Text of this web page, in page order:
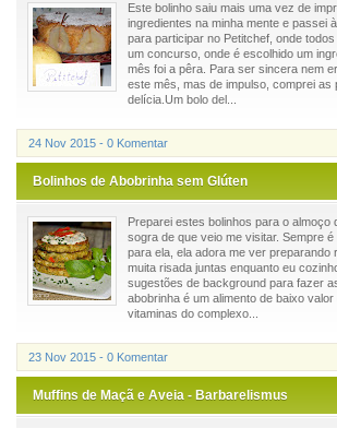
Este bolinho saiu mais uma vez de
ingredientes na minha mente e passei
para participar no Petitchef, onde
um concurso, onde é escolhido um
mês foi a pêra. Para ser sincera nem
este mês, mas de impulso, comprei as
delícia.Um bolo del...
24 Nov 2015 - 0 Komentar
Bolinhos de Abobrinha sem Glúten
Preparei estes bolinhos para o almoço
sogra de que veio me visitar. Sempre
para ela, ela adora me ver preparando
muita risada juntas enquanto eu
sugestões de background para fazer
abobrinha é um alimento de baixo
vitaminas do complexo...
23 Nov 2015 - 0 Komentar
Muffins de Maçã e Aveia - Barbarelismus